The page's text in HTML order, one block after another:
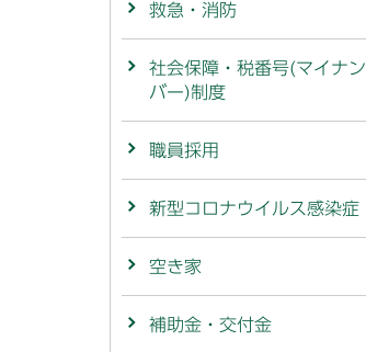
救急・消防
社会保障・税番号(マイナン
バー)制度
職員採用
新型コロナウイルス感染症
空き家
補助金・交付金